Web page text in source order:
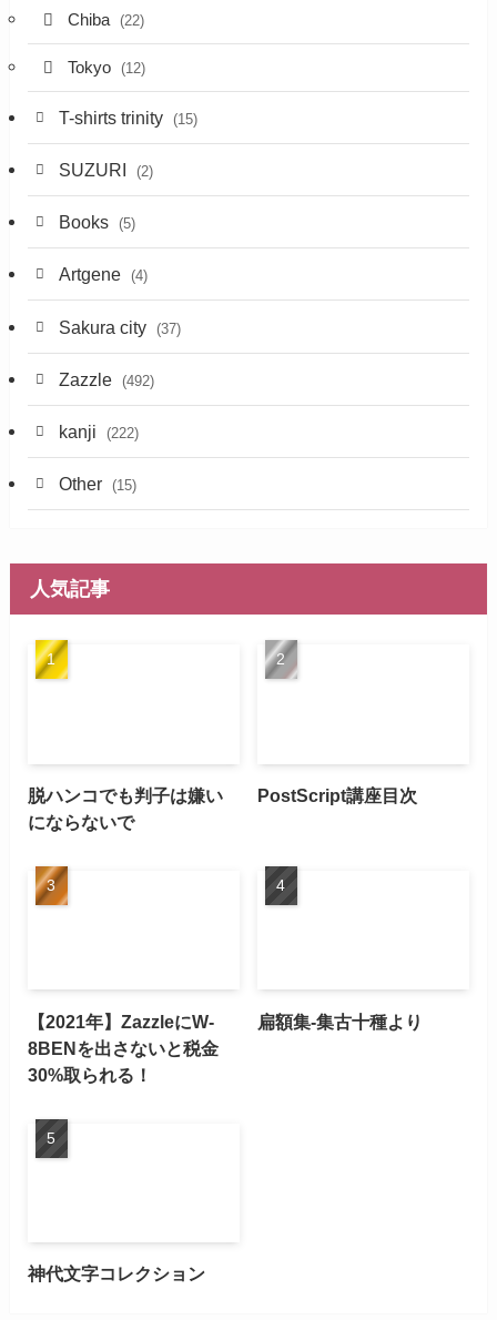
Chiba (22)
Tokyo (12)
T-shirts trinity (15)
SUZURI (2)
Books (5)
Artgene (4)
Sakura city (37)
Zazzle (492)
kanji (222)
Other (15)
人気記事
脱ハンコでも判子は嫌い
にならないで
PostScript講座目次
【2021年】ZazzleにW-
8BENを出さないと税金
30%取られる！
扁額集-集古十種より
神代文字コレクション